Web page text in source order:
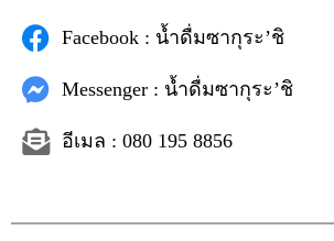
Facebook : น้ำดื่มซากุระ’ชิ
Messenger : น้ำดื่มซากุระ’ชิ
อีเมล : 080 195 8856